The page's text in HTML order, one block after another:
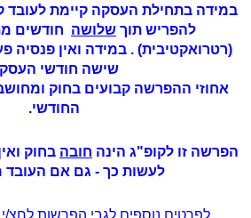
במידה בתחילת העסקה קיימת לעובד
להפריש תוך שלושה חודשים
(רטרואקטיבית) . במידה ואין פנסיה
שישה חודשי
אחוזי ההפרשה קבועים בחוק
החודשי.
הפרשה זו לקופ"ג הינה חובה בחוק
לעשות כך - גם אם
לפרטים נוספים לגבי הפרשות לחצ/